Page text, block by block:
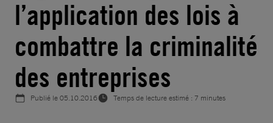
l’application des lois à
combattre la criminalité
des entreprises
Publié le05.10.2016 Temps de lecture estimé : 7 minutes